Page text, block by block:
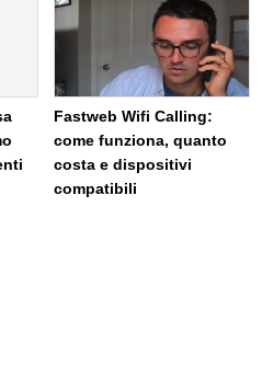
Fastweb Wifi Calling:
come funziona, quanto
costa e dispositivi
compatibili